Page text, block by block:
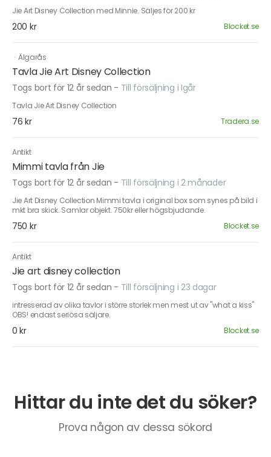
Jie Art Disney Collection med Minnie. Säljes för 200 kr
200 kr Blocket.se
· Älgarås
Tavla Jie Art Disney Collection
Togs bort för 12 år sedan - Till försäljning i Igår
Tavla Jie Art Disney Collection
76 kr Tradera.se
Antikt
Mimmi tavla från Jie
Togs bort för 12 år sedan - Till försäljning i 2 månader
Jie Art Disney Collection Mimmi tavla i original box som synes på bild i
mkt bra skick. Samlar objekt. 750kr eller högsbjudande.
750 kr Blocket.se
Antikt
Jie art disney collection
Togs bort för 12 år sedan - Till försäljning i 23 dagar
intresserad av olika tavlor i större storlek men mest ut av "what a kiss"
OBS! endast seriösa säljare.
0 kr Blocket.se
Hittar du inte det du söker?
Prova någon av dessa sökord